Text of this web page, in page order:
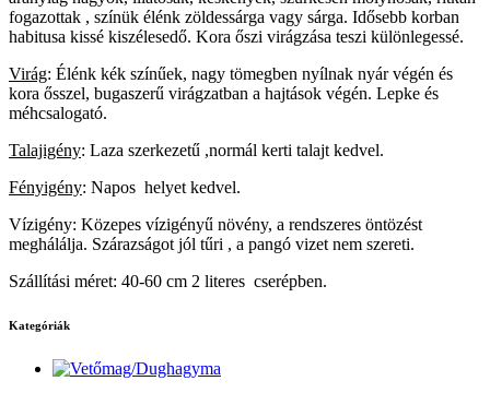
fogazottak , színük élénk zöldessárga vagy sárga. Idősebb korban
habitusa kissé kiszélesedő. Kora őszi virágzása teszi különlegessé.
Virág: Élénk kék színűek, nagy tömegben nyílnak nyár végén és
kora ősszel, bugaszerű virágzatban a hajtások végén. Lepke és
méhcsalogató.
Talajigény: Laza szerkezetű ,normál kerti talajt kedvel.
Fényigény: Napos helyet kedvel.
Vízigény: Közepes vízigényű növény, a rendszeres öntözést
meghálálja. Szárazságot jól tűri , a pangó vizet nem szereti.
Szállítási méret: 40-60 cm 2 literes cserépben.
Kategóriák